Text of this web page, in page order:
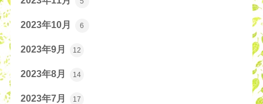
2023年10月 6
2023年9月 12
2023年8月 14
2023年7月 17